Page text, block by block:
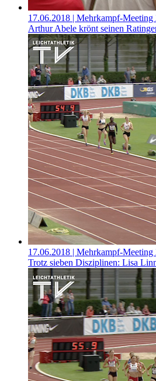
17.06.2018 | Mehrkampf-
Arthur Abele krönt seinen
17.06.2018 | Mehrkampf-
Trotz sieben Disziplinen: Lisa